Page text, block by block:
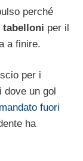
perché
tabelloni per il
a finire.
per i
dove un gol
mandato fuori
ha